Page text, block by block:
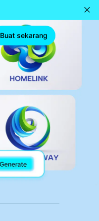
Buat sekarang